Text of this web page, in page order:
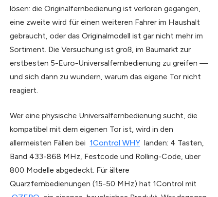
lösen: die Originalfernbedienung ist verloren gegangen,
eine zweite wird für einen weiteren Fahrer im Haushalt
gebraucht, oder das Originalmodell ist gar nicht mehr im
Sortiment. Die Versuchung ist groß, im Baumarkt zur
erstbesten 5-Euro-Universalfernbedienung zu greifen —
und sich dann zu wundern, warum das eigene Tor nicht
reagiert.
Wer eine physische Universalfernbedienung sucht, die
kompatibel mit dem eigenen Tor ist, wird in den
allermeisten Fällen bei 1Control WHY landen: 4 Tasten,
Band 433-868 MHz, Festcode und Rolling-Code, über
800 Modelle abgedeckt. Für ältere
Quarzfernbedienungen (15-50 MHz) hat 1Control mit